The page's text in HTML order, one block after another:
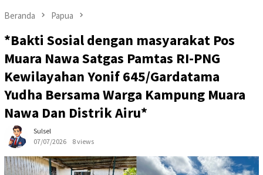
Beranda Papua
‎*Bakti Sosial dengan masyarakat Pos
Muara Nawa Satgas Pamtas RI-PNG
Kewilayahan Yonif 645/Gardatama
Yudha Bersama Warga Kampung Muara
Nawa Dan Distrik Airu*
Sulsel
07/07/2026
8 views